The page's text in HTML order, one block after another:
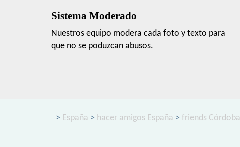
Sistema Moderado
Nuestros equipo modera cada foto y texto para
que no se poduzcan abusos.
> España > hacer amigos España > friends Córdoba